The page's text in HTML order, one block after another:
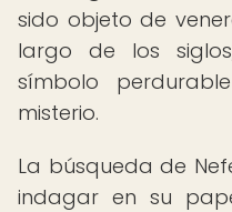
sido objeto de
largo de los
símbolo
misterio.
La búsqueda de
indagar en su